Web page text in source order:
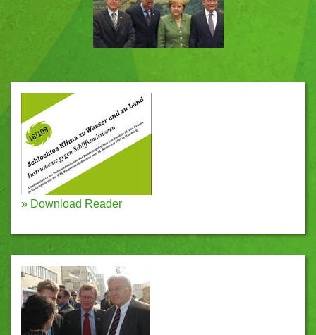
» Download Reader